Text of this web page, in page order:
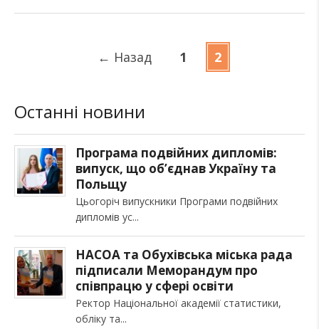
← Назад 1 2
Останні новини
Програма подвійних дипломів:
випуск, що об’єднав Україну та
Польщу
Цьогоріч випускники Програми подвійних
дипломів ус
НАСОА та Обухівська міська рада
підписали Меморандум про
співпрацю у сфері освіти
Ректор Національної академії статистики,
обліку та